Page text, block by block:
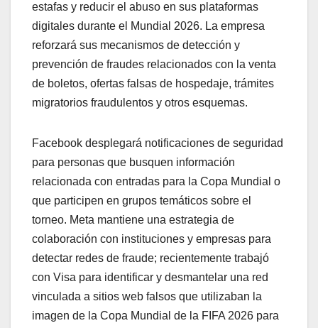
estafas y reducir el abuso en sus plataformas
digitales durante el Mundial 2026. La empresa
reforzará sus mecanismos de detección y
prevención de fraudes relacionados con la venta
de boletos, ofertas falsas de hospedaje, trámites
migratorios fraudulentos y otros esquemas.
Facebook desplegará notificaciones de seguridad
para personas que busquen información
relacionada con entradas para la Copa Mundial o
que participen en grupos temáticos sobre el
torneo. Meta mantiene una estrategia de
colaboración con instituciones y empresas para
detectar redes de fraude; recientemente trabajó
con Visa para identificar y desmantelar una red
vinculada a sitios web falsos que utilizaban la
imagen de la Copa Mundial de la FIFA 2026 para